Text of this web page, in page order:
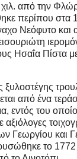
από την
περίπου
Νεόφυτο και
Ησαΐα Πίστα
ξυλοστέγης
από ένα
εντός του
αξιόλογες
Γεωργίου και
το